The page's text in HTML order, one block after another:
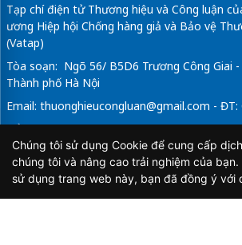
Tạp chí điện tử Thương hiệu và Công luận
ương Hiệp hội Chống hàng giả và Bảo vệ
(Vatap)
Tòa soạn: Ngõ 56/ B5D6 Trương Công Giai -
Thành phố Hà Nội
Email: thuonghieucongluan@gmail.com - ĐT:
Tổng Biên Tập: Vũ Đức Thuận
Giấy phép hoạt động báo chí điện tử số 64/
Thông tin và Truyền thông cấp ngày 21/2/
Chúng tôi sử dụng Cookie để cung cấp
chúng tôi và nâng cao trải nghiệm của
sử dụng trang web này, bạn đã đồng ý với